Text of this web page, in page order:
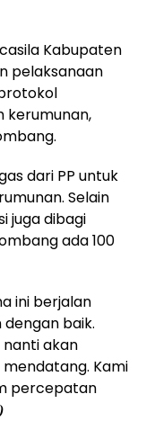
Kabupaten
pelaksanaan
kerumunan,
dari PP untuk
Selain
juga dibagi
ada 100
ini berjalan
baik.
nanti akan
Kami
percepatan